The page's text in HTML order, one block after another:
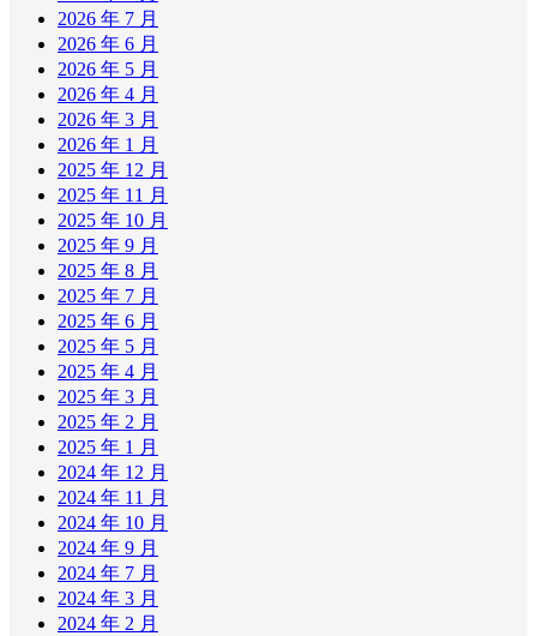
2026 年 7 月
2026 年 6 月
2026 年 5 月
2026 年 4 月
2026 年 3 月
2026 年 1 月
2025 年 12 月
2025 年 11 月
2025 年 10 月
2025 年 9 月
2025 年 8 月
2025 年 7 月
2025 年 6 月
2025 年 5 月
2025 年 4 月
2025 年 3 月
2025 年 2 月
2025 年 1 月
2024 年 12 月
2024 年 11 月
2024 年 10 月
2024 年 9 月
2024 年 7 月
2024 年 3 月
2024 年 2 月